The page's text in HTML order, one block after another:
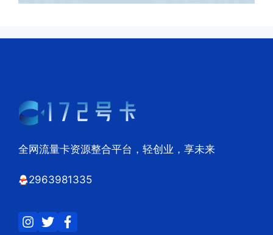
全网流量卡资源整合平台，轻创业，享未来
2963981335